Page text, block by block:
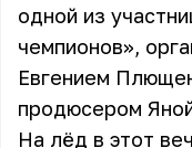
одной из
чемпионов»,
Евгением
продюсером
На лёд в этот